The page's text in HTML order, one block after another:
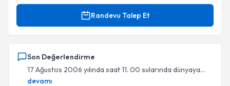
Randevu Talep Et
Son Değerlendirme
17 Ağustos 2006 yılında saat 11. 00 sularında dünyaya...
devamı